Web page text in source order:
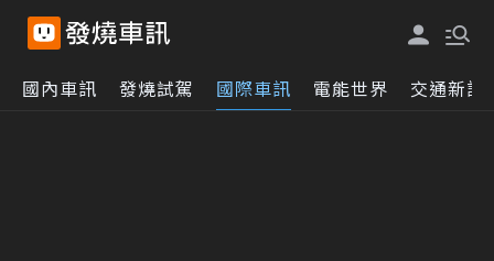
國內車訊 發燒試駕 國際車訊 電能世界 交通新訊